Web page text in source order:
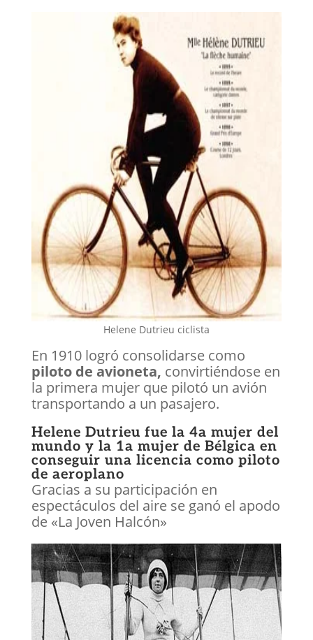
Helene Dutrieu ciclista
En 1910 logró consolidarse como
piloto de avioneta, convirtiéndose en
la primera mujer que pilotó un avión
transportando a un pasajero.
Helene Dutrieu fue la 4a mujer del
mundo y la 1a mujer de Bélgica en
conseguir una licencia como piloto
de aeroplano
Gracias a su participación en
espectáculos del aire se ganó el apodo
de «La Joven Halcón»